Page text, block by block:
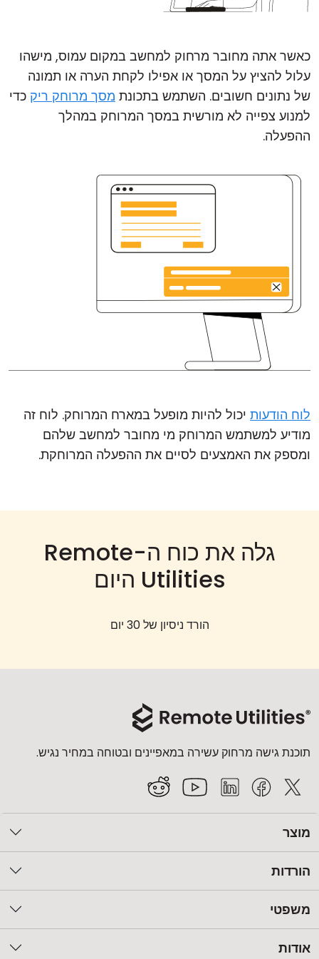
כאשר אתה מחובר מרחוק למחשב במקום עמוס, מישהו
עלול להציץ על המסך או אפילו לקחת הערה או תמונה
של נתונים חשובים. השתמש בתכונת מסך מרוחק ריק כדי
למנוע צפייה לא מורשית במסך המרוחק במהלך
ההפעלה.
לוח הודעות יכול להיות מופעל במארח המרוחק. לוח זה
מודיע למשתמש המרוחק מי מחובר למחשב שלהם
ומספק את האמצעים לסיים את ההפעלה המרוחקת.
גלה את כוח ה-Remote
Utilities היום
הורד ניסיון של 30 יום
תוכנת גישה מרחוק עשירה במאפיינים ובטוחה במחיר נגיש.
מוצר
הורדות
משפטי
אודות